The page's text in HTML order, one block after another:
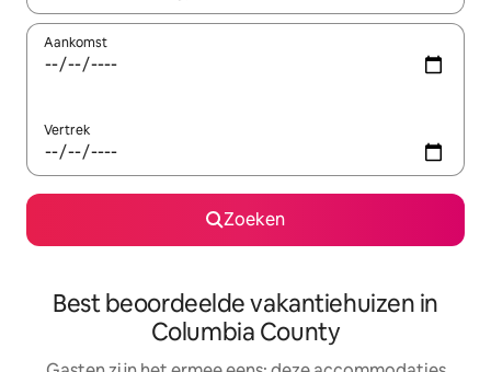
Aankomst
Vertrek
Zoeken
Best beoordeelde vakantiehuizen in
Columbia County